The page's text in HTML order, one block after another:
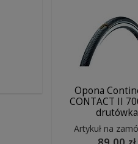
Opona
CONTACT II
drutówka
Artykuł na